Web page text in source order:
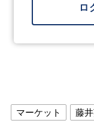
ロ
マーケット 藤